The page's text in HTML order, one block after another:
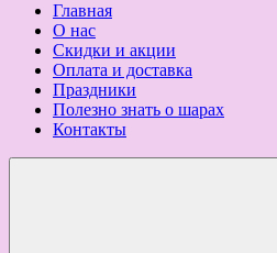
Главная
О нас
Скидки и акции
Оплата и доставка
Праздники
Полезно знать о шарах
Контакты